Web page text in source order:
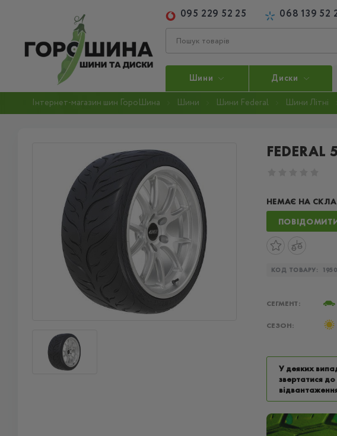
095 229 52 25 068 139 52
Шини Диски
Інтернет-магазин шин ГороШина Шини Шини Federal Шини Літні
НЕМАЄ НА
КОД ТОВАРУ:
СЕГМЕНТ:
СЕЗОН:
У деяких
звертатися